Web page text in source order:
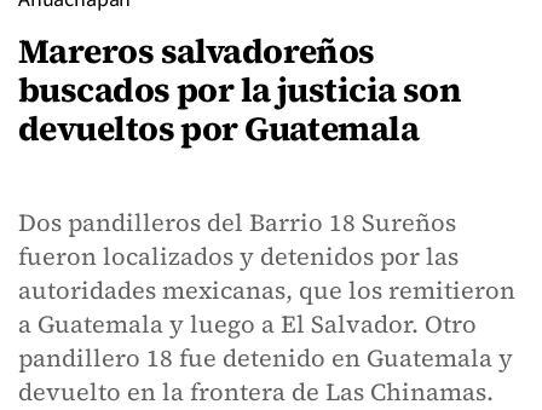
Mareros salvadoreños
buscados por la justicia son
devueltos por Guatemala
Dos pandilleros del Barrio 18 Sureños
fueron localizados y detenidos por las
autoridades mexicanas, que los remitieron
a Guatemala y luego a El Salvador. Otro
pandillero 18 fue detenido en Guatemala y
devuelto en la frontera de Las Chinamas.